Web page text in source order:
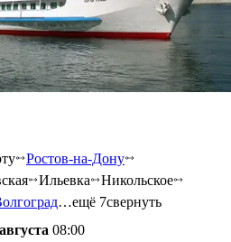
Ростов-на-Дону
Ильевка
Никольское
…ещё 7свернуть
августа 08:00